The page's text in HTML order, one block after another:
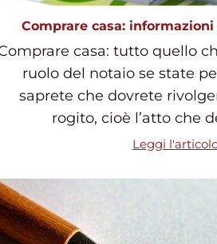
Comprare casa:
casa: tutto quello
ruolo del notaio se state
saprete che dovrete
rogito, cioè l’atto che
Leggi